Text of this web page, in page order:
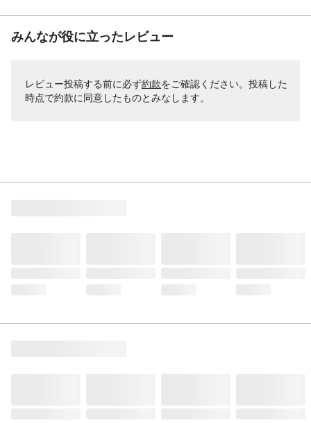
みんなが役に立ったレビュー
レビュー投稿する前に必ず約款をご確認ください。投稿した
時点で約款に同意したものとみなします。